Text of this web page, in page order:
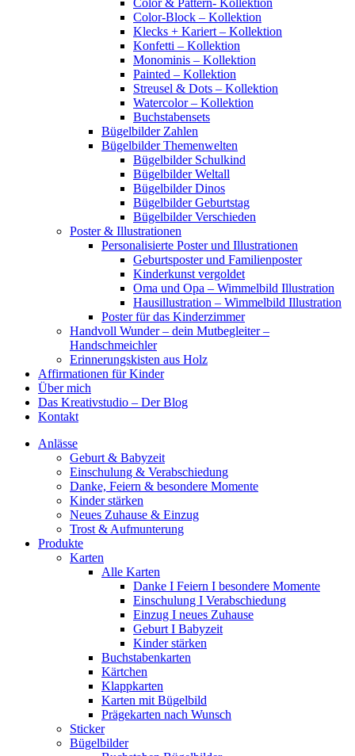
Color & Pattern- Kollektion
Color-Block – Kollektion
Klecks + Kariert – Kollektion
Konfetti – Kollektion
Monominis – Kollektion
Painted – Kollektion
Streusel & Dots – Kollektion
Watercolor – Kollektion
Buchstabensets
Bügelbilder Zahlen
Bügelbilder Themenwelten
Bügelbilder Schulkind
Bügelbilder Weltall
Bügelbilder Dinos
Bügelbilder Geburtstag
Bügelbilder Verschieden
Poster & Illustrationen
Personalisierte Poster und Illustrationen
Geburtsposter und Familienposter
Kinderkunst vergoldet
Oma und Opa – Wimmelbild Illustration
Hausillustration – Wimmelbild Illustration
Poster für das Kinderzimmer
Handvoll Wunder – dein Mutbegleiter –
Handschmeichler
Erinnerungskisten aus Holz
Affirmationen für Kinder
Über mich
Das Kreativstudio – Der Blog
Kontakt
Anlässe
Geburt & Babyzeit
Einschulung & Verabschiedung
Danke, Feiern & besondere Momente
Kinder stärken
Neues Zuhause & Einzug
Trost & Aufmunterung
Produkte
Karten
Alle Karten
Danke I Feiern I besondere Momente
Einschulung I Verabschiedung
Einzug I neues Zuhause
Geburt I Babyzeit
Kinder stärken
Buchstabenkarten
Kärtchen
Klappkarten
Karten mit Bügelbild
Prägekarten nach Wunsch
Sticker
Bügelbilder